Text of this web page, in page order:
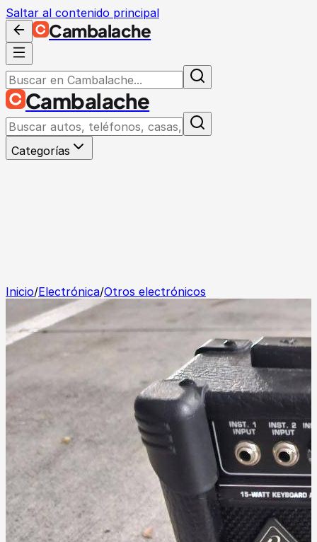
Saltar al contenido principal
Cambalache
Cambalache
Categorías
Inicio/Electrónica/Otros electrónicos